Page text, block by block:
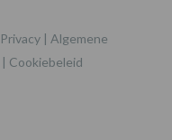
Privacy | Algemene
| Cookiebeleid